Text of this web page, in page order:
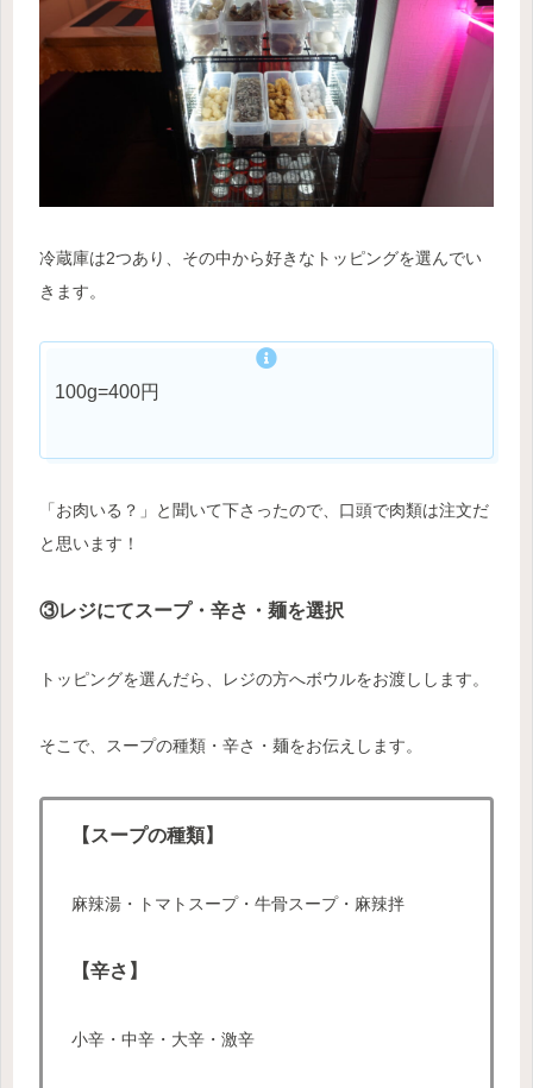
冷蔵庫は2つあり、 その中から好きなトッピングを選んでい
きます。
100g=400円
「お肉いる？」と聞いて下さったので、口頭で肉類は注文だ
と思います！
③レジにてスープ・辛さ・麺を選択
トッピングを選んだら、レジの方へボウルをお渡しします。
そこで、スープの種類・辛さ・麺をお伝えします。
【スープの種類】
麻辣湯・トマトスープ・牛骨スープ・麻辣拌
【辛さ】
小辛・中辛・大辛・激辛